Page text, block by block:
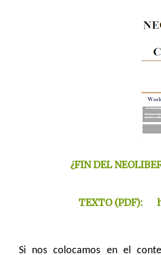
¿FIN DEL
TEXTO (PDF):
Si nos colocamos en el